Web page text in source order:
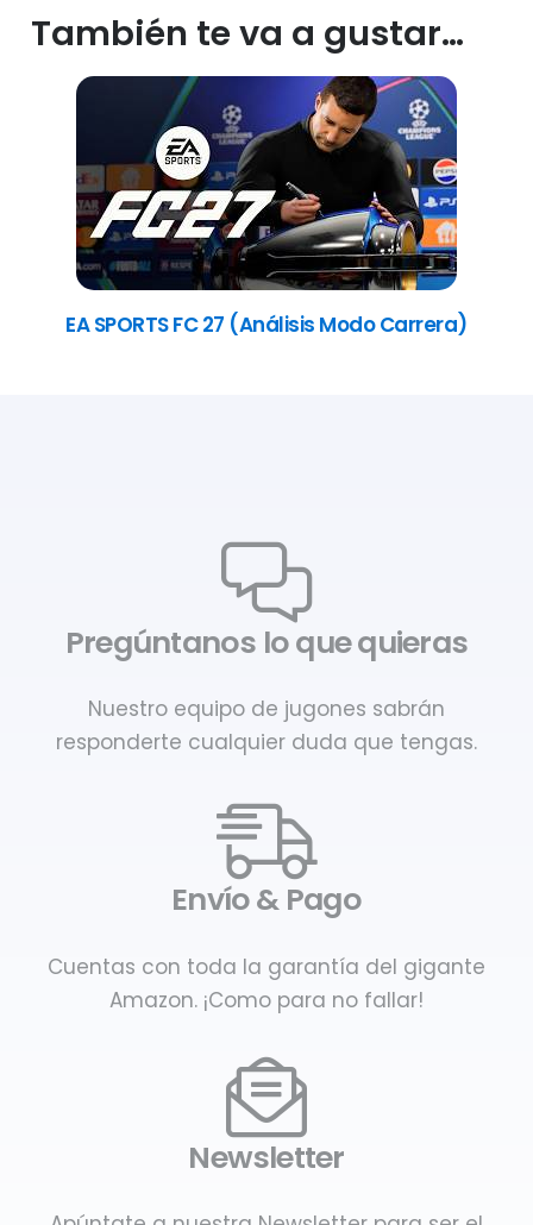
También te va a gustar…
EA SPORTS FC 27 (Análisis Modo Carrera)
Pregúntanos lo que quieras
Nuestro equipo de jugones sabrán
responderte cualquier duda que tengas.
Envío & Pago
Cuentas con toda la garantía del gigante
Amazon. ¡Como para no fallar!
Newsletter